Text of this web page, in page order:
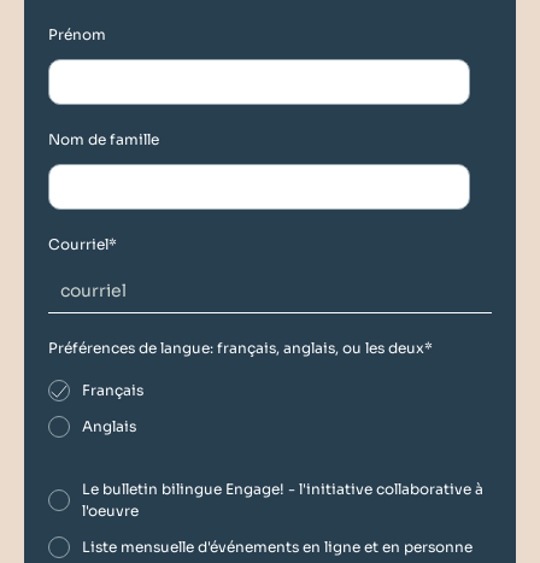
Prénom
Nom de famille
Courriel*
Préférences de langue: français, anglais, ou les deux*
Français
Anglais
Le bulletin bilingue Engage! - l'initiative collaborative à
l'oeuvre
Liste mensuelle d'événements en ligne et en personne